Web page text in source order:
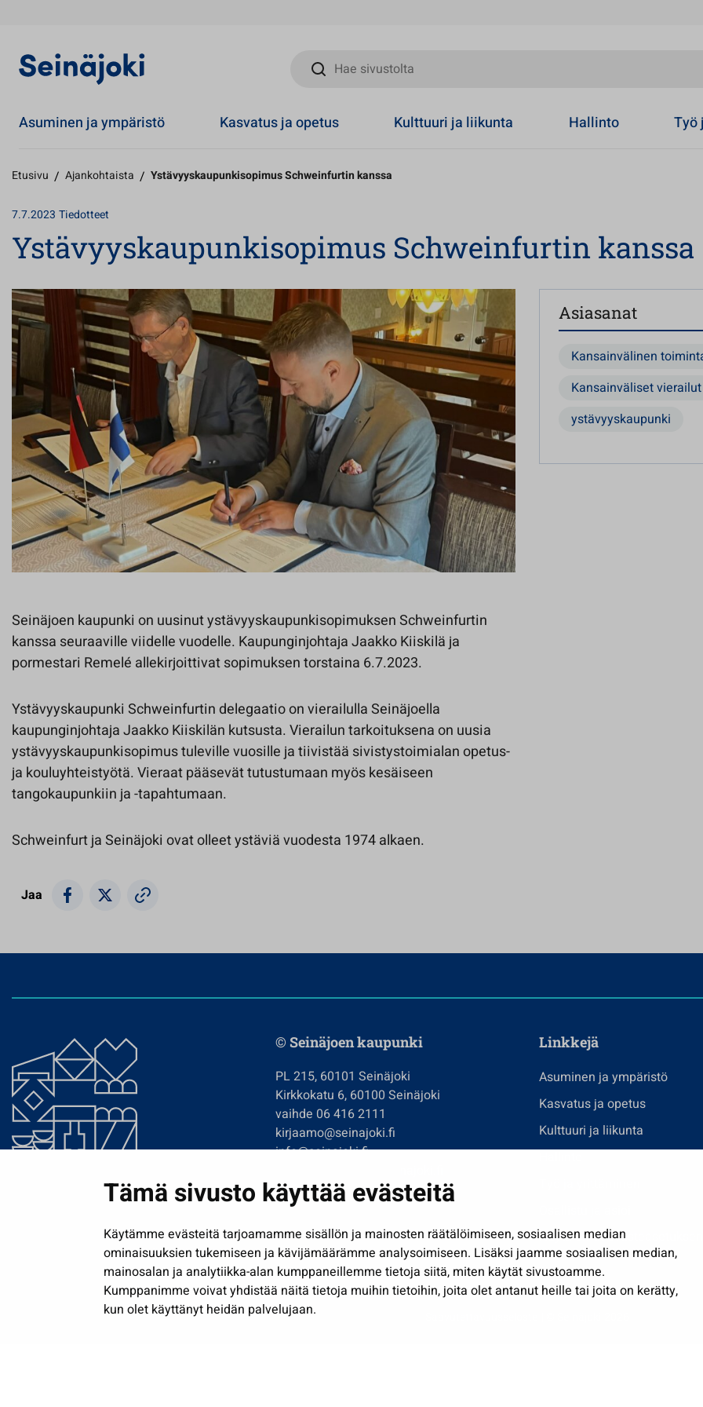
Tämä sivusto käyttää evästeitä
Käytämme evästeitä tarjoamamme sisällön ja mainosten räätälöimiseen, sosiaalisen median
ominaisuuksien tukemiseen ja kävijämäärämme analysoimiseen. Lisäksi jaamme sosiaalisen median,
mainosalan ja analytiikka-alan kumppaneillemme tietoja siitä, miten käytät sivustoamme.
Kumppanimme voivat yhdistää näitä tietoja muihin tietoihin, joita olet antanut heille tai joita on kerätty,
kun olet käyttänyt heidän palvelujaan.
Hae sivustolta
Asuminen ja ympäristö Kasvatus ja opetus Kulttuuri ja liikunta Hallinto Työ
Etusivu / Ajankohtaista / Ystävyyskaupunkisopimus Schweinfurtin kanssa
7.7.2023 Tiedotteet
Ystävyyskaupunkisopimus Schweinfurtin kanssa
Seinäjoen kaupunki on uusinut ystävyyskaupunkisopimuksen Schweinfurtin
kanssa seuraaville viidelle vuodelle. Kaupunginjohtaja Jaakko Kiiskilä ja
pormestari Remelé allekirjoittivat sopimuksen torstaina 6.7.2023.
Ystävyyskaupunki Schweinfurtin delegaatio on vierailulla Seinäjoella
kaupunginjohtaja Jaakko Kiiskilän kutsusta. Vierailun tarkoituksena on uusia
ystävyyskaupunkisopimus tuleville vuosille ja tiivistää sivistystoimialan opetus-
ja kouluyhteistyötä. Vieraat pääsevät tutustumaan myös kesäiseen
tangokaupunkiin ja -tapahtumaan.
Schweinfurt ja Seinäjoki ovat olleet ystäviä vuodesta 1974 alkaen.
Jaa
Asiasanat
Kansainvälinen
Kansainväliset vierailut
ystävyyskaupunki
© Seinäjoen kaupunki
PL 215, 60101 Seinäjoki
Kirkkokatu 6, 60100 Seinäjoki
vaihde 06 416 2111
kirjaamo@seinajoki.fi
info@seinajoki.fi
Tilaa uutiskirje
Linkkejä
Asuminen ja ympäristö
Kasvatus ja opetus
Kulttuuri ja liikunta
Näytä omat